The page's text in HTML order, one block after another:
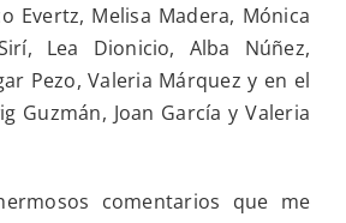
Evertz, Melisa Madera, Mónica
Lea Dionicio, Alba Núñez,
Pezo, Valeria Márquez y en el
Guzmán, Joan García y Valeria
comentarios que me